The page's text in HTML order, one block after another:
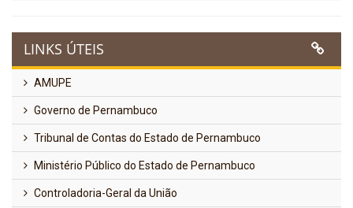
LINKS ÚTEIS
AMUPE
Governo de Pernambuco
Tribunal de Contas do Estado de Pernambuco
Ministério Público do Estado de Pernambuco
Controladoria-Geral da União